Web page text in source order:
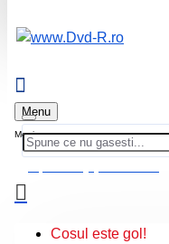
Menu
Cosul este gol!